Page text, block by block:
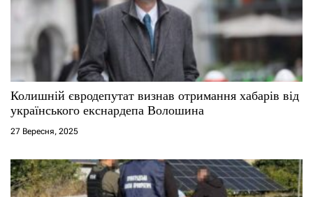
и
с
і
в
Колишній євродепутат визнав отримання хабарів від
українського екснардепа Волошина
27 Вересня, 2025